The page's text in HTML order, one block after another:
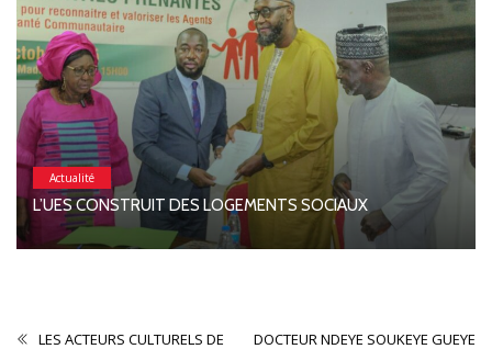
Actualité
L’UES CONSTRUIT DES LOGEMENTS SOCIAUX
LES ACTEURS CULTURELS DE DOCTEUR NDEYE SOUKEYE GUEYE